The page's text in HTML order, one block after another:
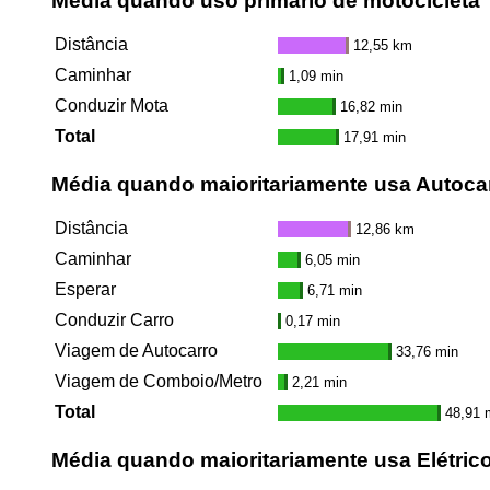
Distância 12,55 km
Caminhar 1,09 min
Conduzir Mota 16,82 min
Total 17,91 min
Média quando maioritariamente usa
Distância 12,86 km
Caminhar 6,05 min
Esperar 6,71 min
Conduzir Carro 0,17 min
Viagem de Autocarro 33,76 min
Viagem de Comboio/Metro 2,21 min
Total 48,91
Média quando maioritariamente usa